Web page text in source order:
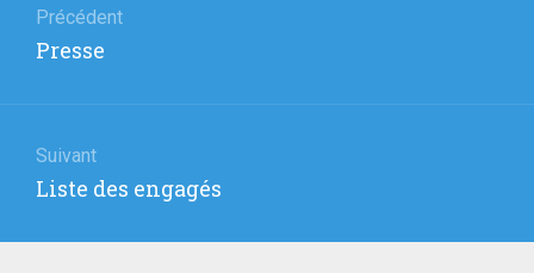
de
l’article
Précédent
Article
Presse
Suivant
Article
:
Liste des engagés